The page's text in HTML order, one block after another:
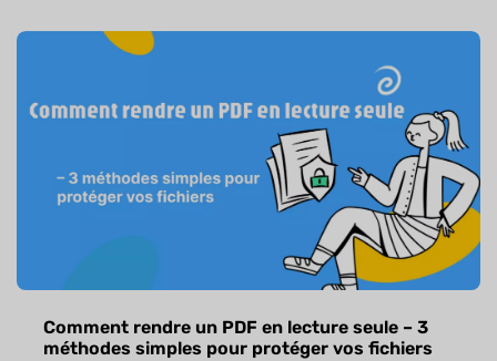
Comment rendre un PDF en lecture seule – 3
méthodes simples pour protéger vos fichiers